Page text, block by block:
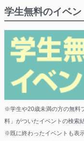
学生無料のイベン
※学生や20歳未満の方の無料
料」がついたイベントの検索
※既に終わったイベントも表示